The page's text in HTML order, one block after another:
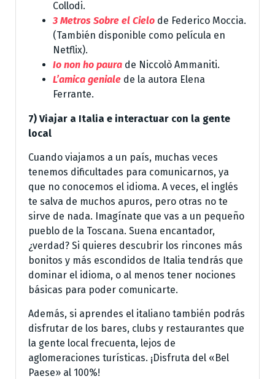
Collodi.
3 Metros Sobre el Cielo de Federico Moccia.
(También disponible como película en
Netflix).
Io non ho paura de Niccolò Ammaniti.
L’amica geniale de la autora Elena
Ferrante.
7) Viajar a Italia e interactuar con la gente
local
Cuando viajamos a un país, muchas veces
tenemos dificultades para comunicarnos, ya
que no conocemos el idioma. A veces, el inglés
te salva de muchos apuros, pero otras no te
sirve de nada. Imagínate que vas a un pequeño
pueblo de la Toscana. Suena encantador,
¿verdad? Si quieres descubrir los rincones más
bonitos y más escondidos de Italia tendrás que
dominar el idioma, o al menos tener nociones
básicas para poder comunicarte.
Además, si aprendes el italiano también podrás
disfrutar de los bares, clubs y restaurantes que
la gente local frecuenta, lejos de
aglomeraciones turísticas. ¡Disfruta del «Bel
Paese» al 100%!